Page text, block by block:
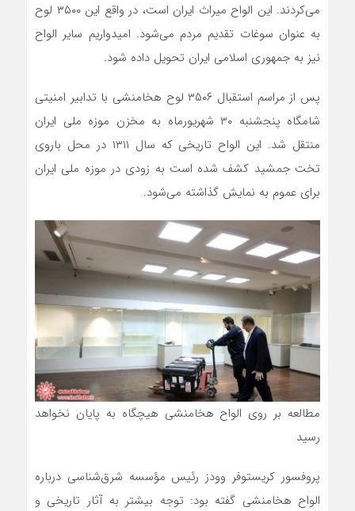
می‌کردند. این الواح میراث ایران است، در واقع این ۳۵۰۰ لوح
به عنوان سوغات تقدیم مردم می‌شود. امیدواریم سایر الواح
نیز به جمهوری اسلامی ایران تحویل داده شود.
پس از مراسم استقبال ۳۵۰۶ لوح هخامنشی با تدابیر امنیتی
شامگاه پنجشنبه ۳۰ شهریورماه به مخزن موزه ملی ایران
منتقل شد. این الواح تاریخی که سال ۱۳۱۱ در محل باروی
تخت جمشید کشف شده است به زودی در موزه ملی ایران
برای عموم به نمایش گذاشته می‌شود.
مطالعه بر روی الواح هخامنشی هیچگاه به پایان نخواهد
رسید
پروفسور کریستوفر وودز رئیس مؤسسه شرق‌شناسی درباره
الواح هخامنشی گفته بود: توجه بیشتر به آثار تاریخی و